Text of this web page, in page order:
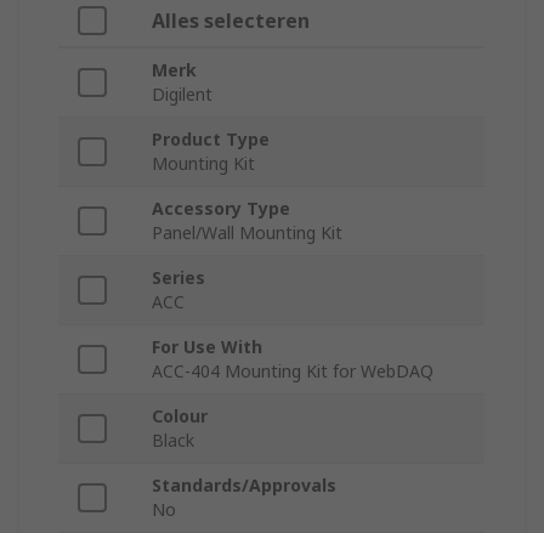
Alles selecteren
Merk
Digilent
Product Type
Mounting Kit
Accessory Type
Panel/Wall Mounting Kit
Series
ACC
For Use With
ACC-404 Mounting Kit for WebDAQ
Colour
Black
Standards/Approvals
No